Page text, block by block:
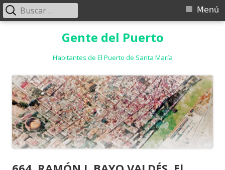
Gente del Puerto
Habitantes de El Puerto de Santa María
Menú
Menú
Buscar: